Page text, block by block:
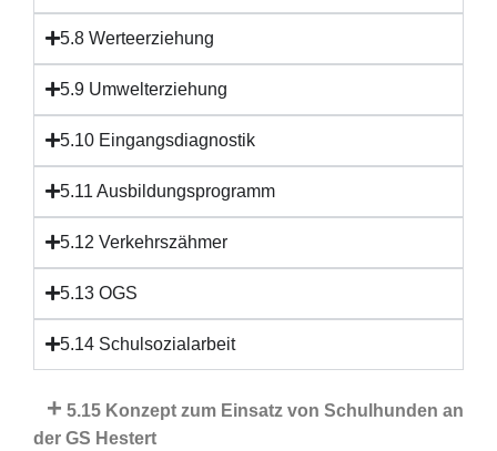
5.8 Werteerziehung
5.9 Umwelterziehung
5.10 Eingangsdiagnostik
5.11 Ausbildungsprogramm
5.12 Verkehrszähmer
5.13 OGS
5.14 Schulsozialarbeit
+ 5.15 Konzept zum Einsatz von Schulhunden an
der GS Hestert